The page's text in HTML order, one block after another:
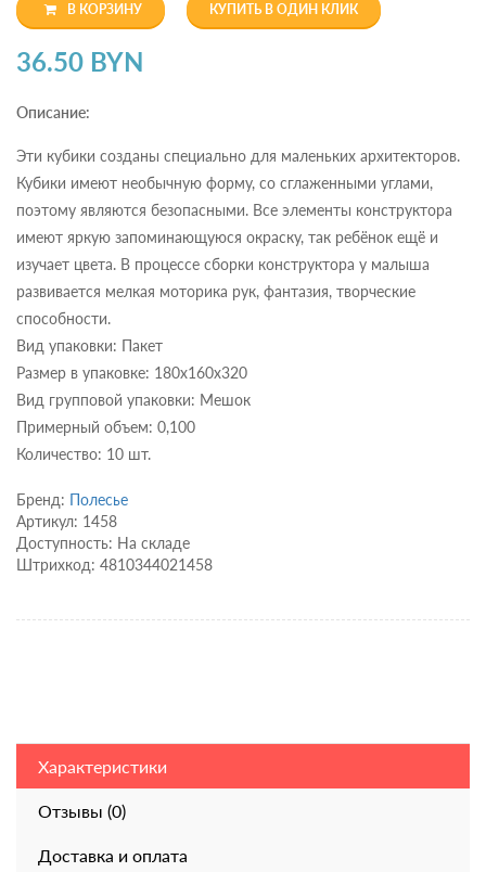
В КОРЗИНУ КУПИТЬ В ОДИН КЛИК
36.50 BYN
Описание:
Эти кубики созданы специально для маленьких архитекторов.
Кубики имеют необычную форму, со сглаженными углами,
поэтому являются безопасными. Все элементы конструктора
имеют яркую запоминающуюся окраску, так ребёнок ещё и
изучает цвета. В процессе сборки конструктора у малыша
развивается мелкая моторика рук, фантазия, творческие
способности.
Вид упаковки: Пакет
Размер в упаковке: 180х160х320
Вид групповой упаковки: Мешок
Примерный объем: 0,100
Количество: 10 шт.
Бренд: Полесье
Артикул: 1458
Доступность: На складе
Штрихкод: 4810344021458
Характеристики
Отзывы (0)
Доставка и оплата